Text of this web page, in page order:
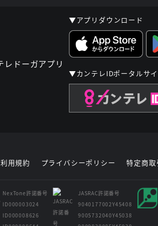
▼アプリダウンロード
▼カンテレIDポータルサ
利用規約 プライバシーポリシー 特定商
NexTone許諾番号
ID000003024
ID000008626
JASRAC許諾番号
9040177002Y45408
9005732040Y45038